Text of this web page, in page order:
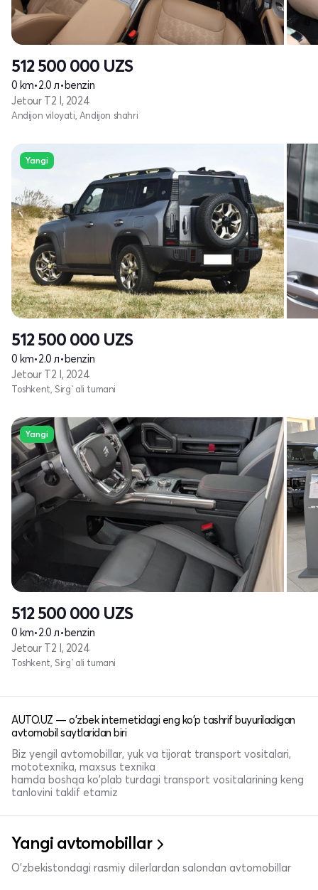
512 500 000 UZS
0 km•2.0 л•benzin
Jetour T2 I, 2024
Andijon viloyati, Andijon shahri
Yangi
512 500 000 UZS
0 km•2.0 л•benzin
Jetour T2 I, 2024
Toshkent, Sirg`ali tumani
Yangi
512 500 000 UZS
0 km•2.0 л•benzin
Jetour T2 I, 2024
Toshkent, Sirg`ali tumani
AUTO.UZ — o'zbek internetidagi eng ko'p tashrif buyuriladigan
avtomobil saytlaridan biri
Biz yengil avtomobillar, yuk va tijorat transport vositalari,
mototexnika, maxsus texnika
hamda boshqa ko'plab turdagi transport vositalarining keng
tanlovini taklif etamiz
Yangi avtomobillar
O'zbekistondagi rasmiy dilerlardan salondan avtomobillar